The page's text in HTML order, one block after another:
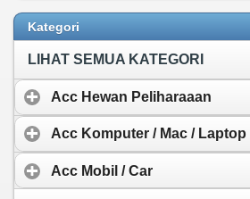
Kategori
LIHAT SEMUA KATEGORI
Acc Hewan Peliharaaan
Acc Komputer / Mac / Laptop
Acc Mobil / Car